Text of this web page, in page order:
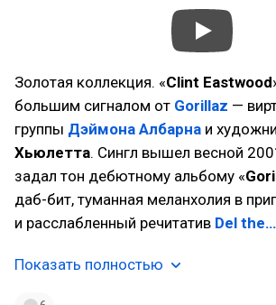
Золотая коллекция. «Clint Eastwood
большим сигналом от Gorillaz —
группы Дэймона Албарна и
Хьюлетта. Сингл вышел весной
задал тон дебютному альбому «
даб-бит, туманная меланхолия в
и расслабленный речитатив Del the…
Показать полностью